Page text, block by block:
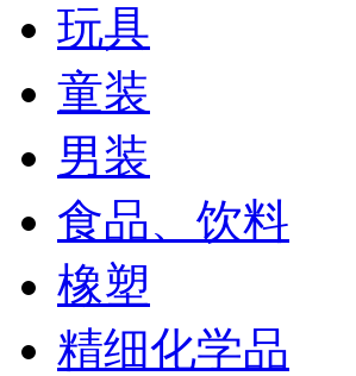
玩具
童装
男装
食品、饮料
橡塑
精细化学品